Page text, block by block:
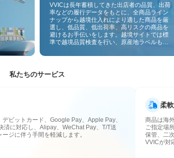
VVICは長年蓄積してきた出店者の品質、出荷
率などの履行データをもとに、全商品ライン
ナップから越境仕入れにより適した商品を厳
選し、低品質、低出荷率、高リスクの商品を
避けるお手伝いをします。越境サイトでは標
準で越境品質検査を行い、原産地ラベルも貼
スのリスクをさらに抑えます。
私たちのサービス
ビットカード、Google Pay、Apple Pay、
済に対応し、Alipay、WeChat Pay、T/T送
ジに伴う手間を軽減します。
柔
商品は海
ご指定場
保管、二
VVICが対